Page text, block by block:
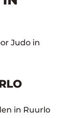
Judo in
in Ruurlo